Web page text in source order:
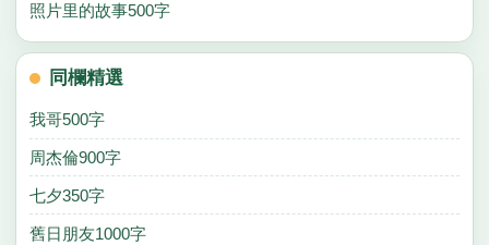
照片里的故事500字
同欄精選
我哥500字
周杰倫900字
七夕350字
舊日朋友1000字